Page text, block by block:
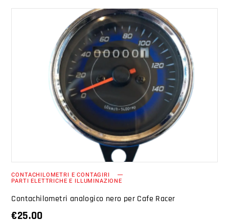
AGGIUNGI AL CARRELLO
CONTACHILOMETRI E CONTAGIRI
PARTI ELETTRICHE E ILLUMINAZIONE
Contachilometri analogico nero per Cafe Racer
€25.00